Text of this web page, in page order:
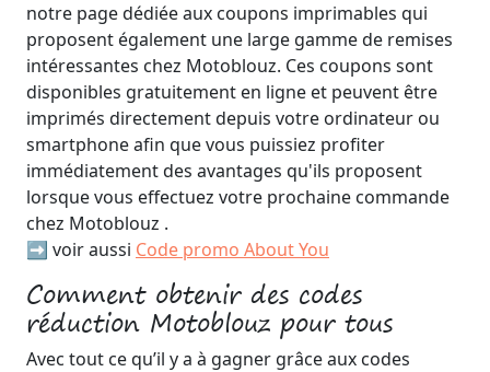
notre page dédiée aux coupons imprimables qui
proposent également une large gamme de remises
intéressantes chez Motoblouz. Ces coupons sont
disponibles gratuitement en ligne et peuvent être
imprimés directement depuis votre ordinateur ou
smartphone afin que vous puissiez profiter
immédiatement des avantages qu'ils proposent
lorsque vous effectuez votre prochaine commande
chez Motoblouz .
➡️ voir aussi Code promo About You
Comment obtenir des codes
réduction Motoblouz pour tous
Avec tout ce qu’il y a à gagner grâce aux codes